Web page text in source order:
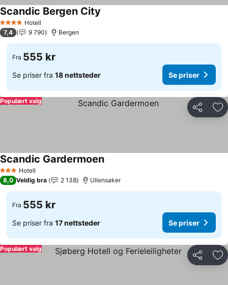
4 StjernerHotell
Scandic Bergen City
7,4 9 790 Bergen
Fra 555 kr
Se priser fra 18 nettsteder Se priser
Del
Populært valg
3 StjernerHotell
Scandic GardermoenSe priser
8,0 Veldig bra 2 138 Ullensaker
Fra 555 kr
Se priser fra 17 nettsteder Se priser
Del
Populært valg